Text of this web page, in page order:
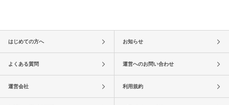
はじめての方へ お知らせ
よくある質問 運営へのお問い合わせ
運営会社 利用規約